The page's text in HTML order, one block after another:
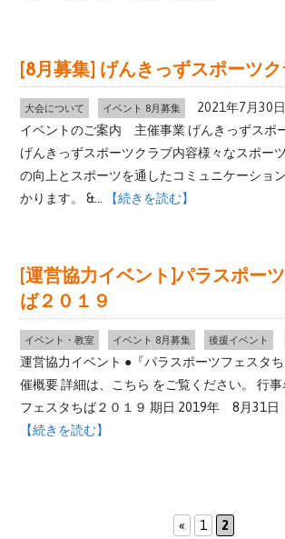
[8月募集] げんきっずスポーツ
大会について イベント 8月募集
2021年7月30日
イベントのご案内 主催事業 げんきっずスポ
げんきっずスポーツクラブ内容様々なスポー
の向上とスポーツを通したコミュニケーショ
かります。 &...
【続きを読む】
[運営協力イベント]パラスポー
ば２０１９
イベント・教室 イベント 8月募集 後援イベント
運営協力イベント ●『パラスポーツフェスタ
催概要 詳細は、こちら をご覧ください。 行
フェスタちば２０１９ 期日 2019年 8月31日
【続きを読む】
« 1 2